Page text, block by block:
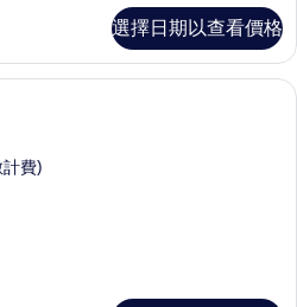
選擇日期以查看價格
開放式客房 | 舒適加層、書桌、筆電
費)